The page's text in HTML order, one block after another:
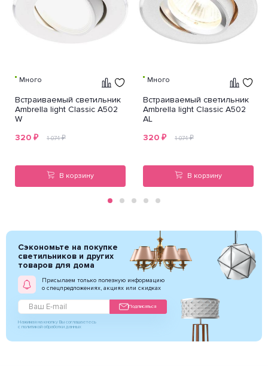
Много
Встраиваемый светильник
Ambrella light Classic A502
W
320 ₽ 1 074₽
В корзину
Много
Встраиваемый светильник
Ambrella light Classic A502
AL
320 ₽ 1 074₽
В корзину
Сэкономьте на покупке
светильников и других
товаров для дома
Присылаем только полезную информацию
о спецпредложениях, акциях или скидках
Подписаться
Нажимая на кнопку Вы соглашаетесь
с политикой обработки данных